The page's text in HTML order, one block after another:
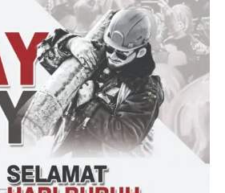
Banten di masa dahulu,